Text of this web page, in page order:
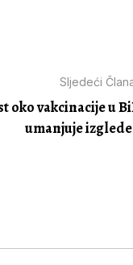
Sljedeći
oko vakcinacije u
umanjuje